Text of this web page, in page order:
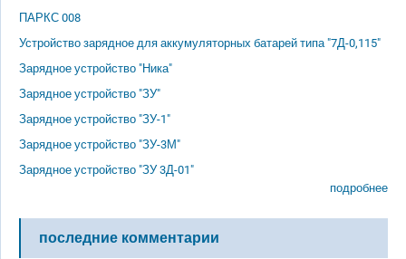
ПАРКС 008
Устройство зарядное для аккумуляторных батарей типа "7Д-0,115"
Зарядное устройство "Ника"
Зарядное устройство "ЗУ"
Зарядное устройство "ЗУ-1"
Зарядное устройство "ЗУ-3М"
Зарядное устройство "ЗУ 3Д-01"
подробнее
последние комментарии